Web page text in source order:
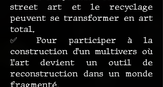
street art et le recyclage
peuvent se transformer en art
total.
✅ Pour participer à la
construction d’un multivers où
l’art devient un outil de
reconstruction dans un monde
fragmenté.